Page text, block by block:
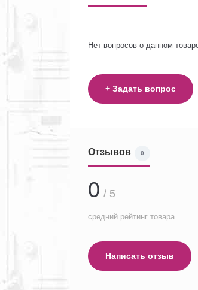
Нет вопросов о данном
+ Задать вопрос
Отзывов 0
0 / 5
средний рейтинг товара
Написать отзыв